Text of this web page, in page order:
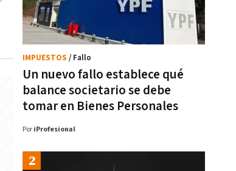
Un nuevo fallo establece qué
balance societario se debe
tomar en Bienes Personales
IMPUESTOS / Fallo
Por iProfesional